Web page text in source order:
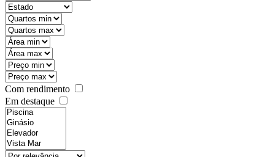
state
mintypo
maxtypo
minarea
maxarea
minprice
maxprice
Com rendimento
Em destaque
features